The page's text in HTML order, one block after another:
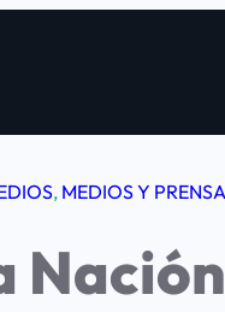
, MEDIOS Y PRENSA